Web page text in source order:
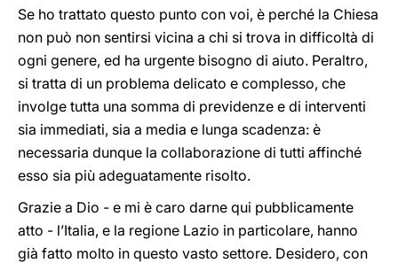
Se ho trattato questo punto con voi, è perché la Chiesa
non può non sentirsi vicina a chi si trova in difficoltà di
ogni genere, ed ha urgente bisogno di aiuto. Peraltro,
si tratta di un problema delicato e complesso, che
involge tutta una somma di previdenze e di interventi
sia immediati, sia a media e lunga scadenza: è
necessaria dunque la collaborazione di tutti affinché
esso sia più adeguatamente risolto.
Grazie a Dio - e mi è caro darne qui pubblicamente
atto - l’Italia, e la regione Lazio in particolare, hanno
già fatto molto in questo vasto settore. Desidero, con